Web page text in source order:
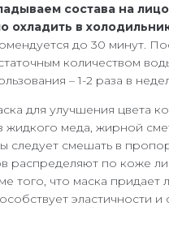
состава на
охладить в
до 30 минут.
количеством
– 1-2 раза в
для улучшения цвета
жидкого меда, жирной
следует смешать в
распределяют по коже
того, что маска придает
эластичности